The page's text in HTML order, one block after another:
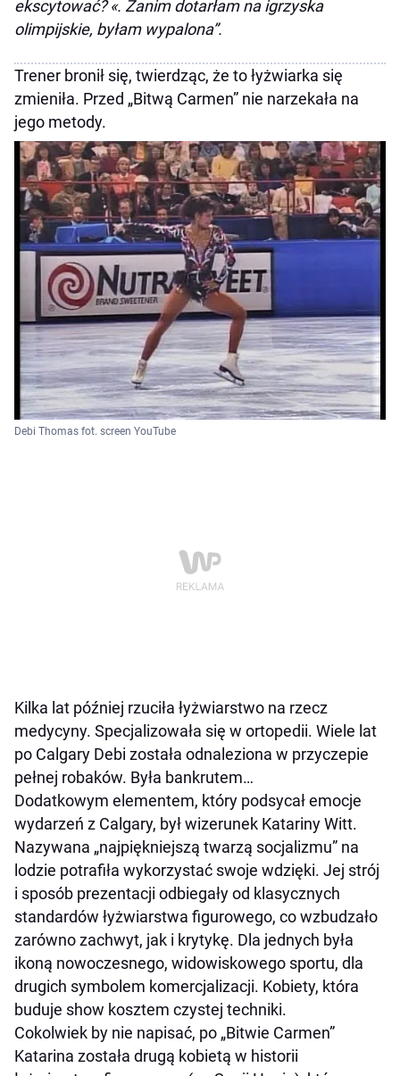
ekscytować? «. Zanim dotarłam na igrzyska
olimpijskie, byłam wypalona”.
Trener bronił się, twierdząc, że to łyżwiarka się
zmieniła. Przed „Bitwą Carmen” nie narzekała na
jego metody.
Debi Thomas fot. screen YouTube
Kilka lat później rzuciła łyżwiarstwo na rzecz
medycyny. Specjalizowała się w ortopedii. Wiele lat
po Calgary Debi została odnaleziona w przyczepie
pełnej robaków. Była bankrutem…
Dodatkowym elementem, który podsycał emocje
wydarzeń z Calgary, był wizerunek Katariny Witt.
Nazywana „najpiękniejszą twarzą socjalizmu” na
lodzie potrafiła wykorzystać swoje wdzięki. Jej strój
i sposób prezentacji odbiegały od klasycznych
standardów łyżwiarstwa figurowego, co wzbudzało
zarówno zachwyt, jak i krytykę. Dla jednych była
ikoną nowoczesnego, widowiskowego sportu, dla
drugich symbolem komercjalizacji. Kobiety, która
buduje show kosztem czystej techniki.
Cokolwiek by nie napisać, po „Bitwie Carmen”
Katarina została drugą kobietą w historii